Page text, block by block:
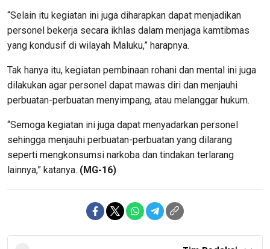
“Selain itu kegiatan ini juga diharapkan dapat menjadikan
personel bekerja secara ikhlas dalam menjaga kamtibmas
yang kondusif di wilayah Maluku,” harapnya.
Tak hanya itu, kegiatan pembinaan rohani dan mental ini juga
dilakukan agar personel dapat mawas diri dan menjauhi
perbuatan-perbuatan menyimpang, atau melanggar hukum.
“Semoga kegiatan ini juga dapat menyadarkan personel
sehingga menjauhi perbuatan-perbuatan yang dilarang
seperti mengkonsumsi narkoba dan tindakan terlarang
lainnya,” katanya. (MG-16)